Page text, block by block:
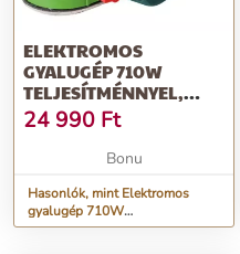
ELEKTROMOS
GYALUGÉP 710W
TELJESÍTMÉNNYEL,
52G607GRAFIT
24 990 Ft
Bonu
Hasonlók, mint Elektromos
gyalugép 710W
teljesítménnyel,